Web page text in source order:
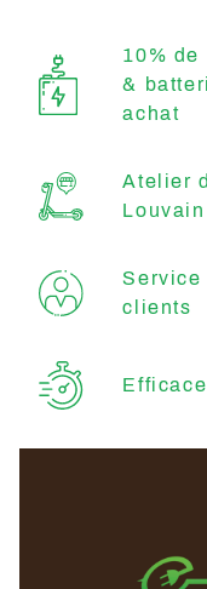
10% de
&
achat
Atelier
Louvain
Service
clients